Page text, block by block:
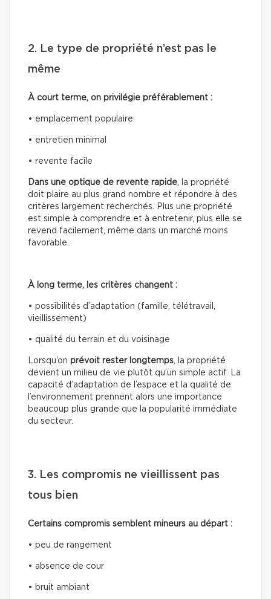
2. Le type de propriété n’est pas le
même
À court terme, on privilégie préférablement :
• emplacement populaire
• entretien minimal
• revente facile
Dans une optique de revente rapide , la propriété
doit plaire au plus grand nombre et répondre à des
critères largement recherchés. Plus une propriété
est simple à comprendre et à entretenir, plus elle se
revend facilement, même dans un marché moins
favorable.
À long terme, les critères changent :
• possibilités d’adaptation (famille, télétravail,
vieillissement)
• qualité du terrain et du voisinage
Lorsqu’on prévoit rester longtemps , la propriété
devient un milieu de vie plutôt qu’un simple actif. La
capacité d’adaptation de l’espace et la qualité de
l’environnement prennent alors une importance
beaucoup plus grande que la popularité immédiate
du secteur.
3. Les compromis ne vieillissent pas
tous bien
Certains compromis semblent mineurs au départ :
• peu de rangement
• absence de cour
• bruit ambiant